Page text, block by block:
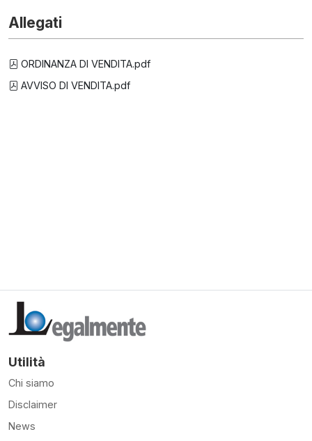
Allegati
ORDINANZA DI VENDITA.pdf
AVVISO DI VENDITA.pdf
Utilità
Chi siamo
Disclaimer
News